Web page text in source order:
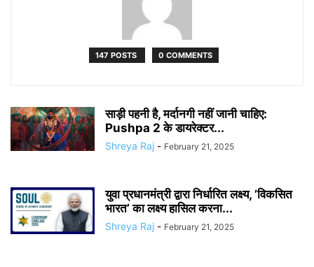
147 POSTS 0 COMMENTS
साड़ी पहनी है,‌ मर्दानगी नहीं जानी चाहिए:
Pushpa 2 के डायरेक्टर...
Shreya Raj - February 21, 2025
युवा प्रधानमंत्री द्वारा निर्धारित लक्ष्य, ’विकसित
भारत’ का लक्ष्य हासिल करना...
Shreya Raj - February 21, 2025